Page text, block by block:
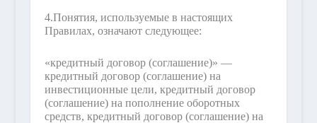
4.Понятия, используемые в настоящих
Правилах, означают следующее:
«кредитный договор (соглашение)» —
кредитный договор (соглашение) на
инвестиционные цели, кредитный договор
(соглашение) на пополнение оборотных
средств, кредитный договор (соглашение) на